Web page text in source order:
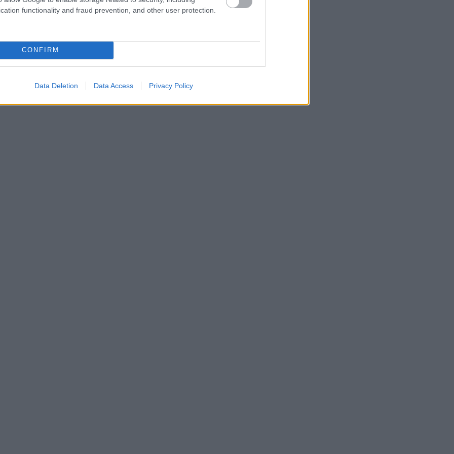
functionality and fraud prevention, and other user protection.
CONFIRM
Data Deletion Data Access Privacy Policy